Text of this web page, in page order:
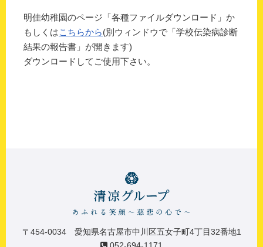
明佳幼稚園のページ「各種ファイルダウンロード」か
もしくはこちらから(別ウィンドウで「学校伝染病診断
結果の報告書」が開きます)
ダウンロードしてご使用下さい。
〒454-0034 愛知県名古屋市中川区五女子町4丁目32番地1